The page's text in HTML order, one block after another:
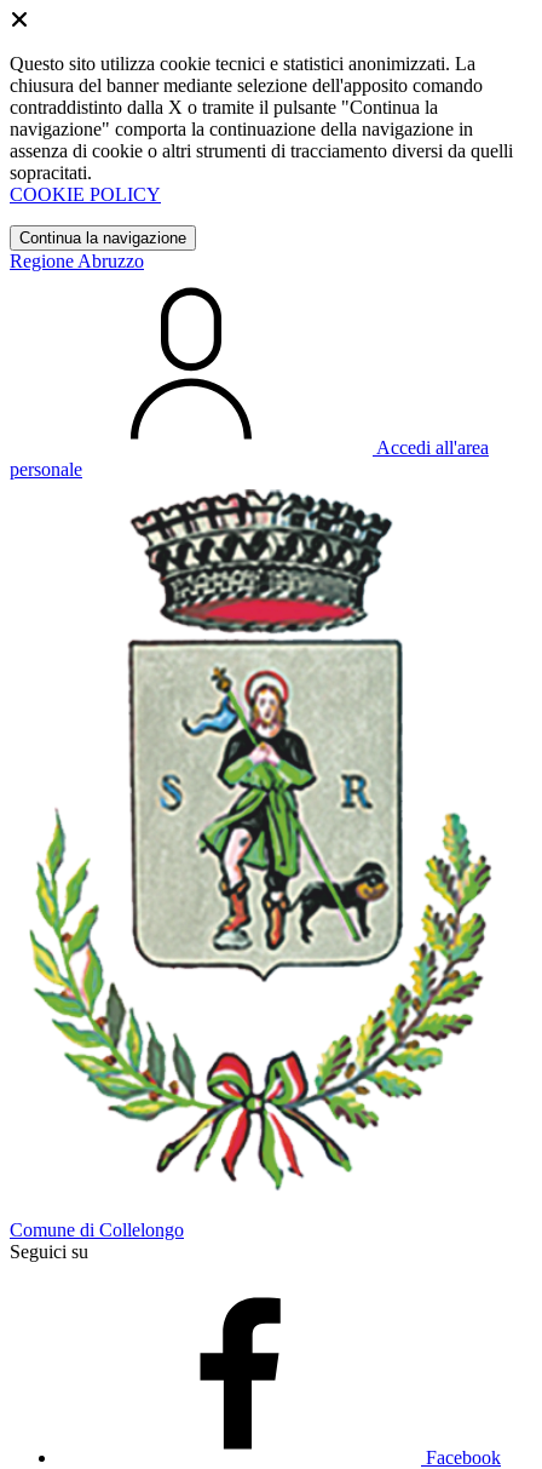
Questo sito utilizza cookie tecnici e statistici anonimizzati. La
chiusura del banner mediante selezione dell'apposito comando
contraddistinto dalla X o tramite il pulsante "Continua la
navigazione" comporta la continuazione della navigazione in
assenza di cookie o altri strumenti di tracciamento diversi da quelli
sopracitati.
COOKIE POLICY
Continua la navigazione
Regione Abruzzo
Accedi all'area
personale
Comune di Collelongo
Seguici su
Facebook